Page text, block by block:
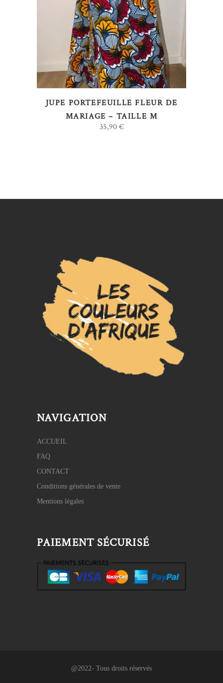
LIRE LA SUITE
JUPE PORTEFEUILLE FLEUR DE
MARIAGE – TAILLE M
35,90€
NAVIGATION
ACCUEIL
FAQ
CONTACT
Conditions générales de vente
Mentions légales
PAIEMENT SÉCURISÉ
@2022- Tous droits réservés